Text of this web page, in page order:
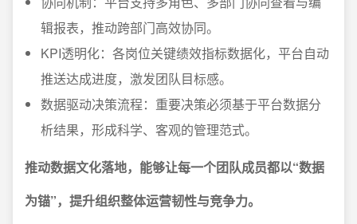
辑报表，推动跨部门高效协同。
KPI透明化：各岗位关键绩效指标数据化，平台自动
推送达成进度，激发团队目标感。
数据驱动决策流程：重要决策必须基于平台数据分
析结果，形成科学、客观的管理范式。
推动数据文化落地，能够让每一个团队成员都以“数据
为锚”，提升组织整体运营韧性与竞争力。